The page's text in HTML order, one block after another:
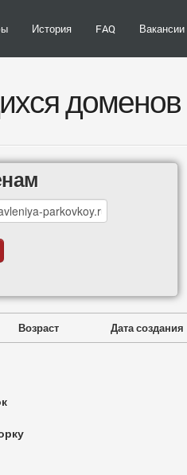
История FAQ Вакансии
доменов
Возраст Дата создания